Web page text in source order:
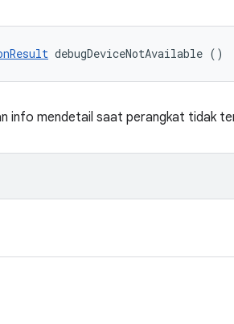
debugDeviceNotAvailable ()
info mendetail saat perangkat tidak